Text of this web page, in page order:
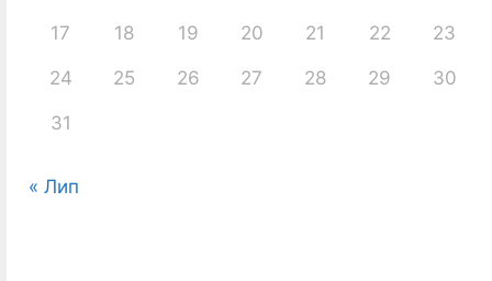
17 18 19 20 21 22 23
24 25 26 27 28 29 30
31
« Лип